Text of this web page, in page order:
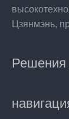
Цзянмэнь,
Решения